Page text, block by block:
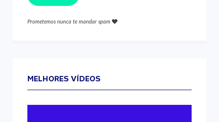
Prometemos nunca te mandar spam
MELHORES VÍDEOS